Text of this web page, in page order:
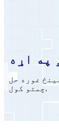
په اړه
غوره حل
چمتو کول.